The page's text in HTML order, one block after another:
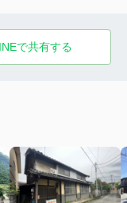
で共有する